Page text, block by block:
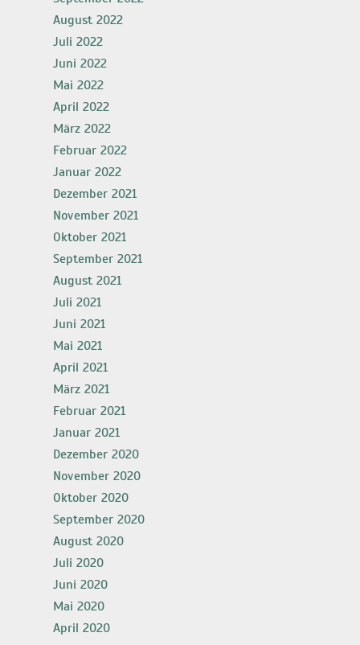
August 2022
Juli 2022
Juni 2022
Mai 2022
April 2022
März 2022
Februar 2022
Januar 2022
Dezember 2021
November 2021
Oktober 2021
September 2021
August 2021
Juli 2021
Juni 2021
Mai 2021
April 2021
März 2021
Februar 2021
Januar 2021
Dezember 2020
November 2020
Oktober 2020
September 2020
August 2020
Juli 2020
Juni 2020
Mai 2020
April 2020